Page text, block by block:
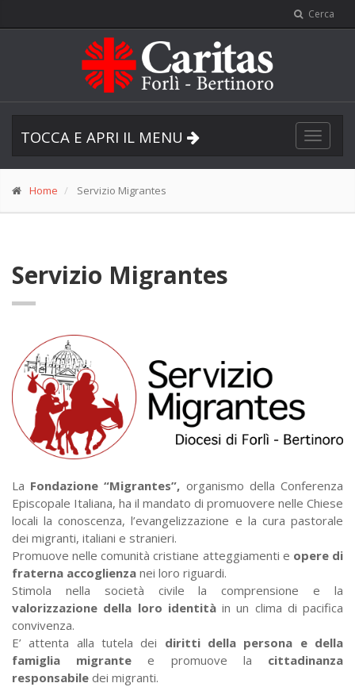
Cerca
TOCCA E APRI IL MENU
Toggle
Home Servizio Migrantes
Servizio Migrantes
La Fondazione “Migrantes”, organismo della Conferenza
Episcopale Italiana, ha il mandato di promuovere nelle Chiese
locali la conoscenza, l’evangelizzazione e la cura pastorale
dei migranti, italiani e stranieri.
Promuove nelle comunità cristiane atteggiamenti e opere di
fraterna accoglienza nei loro riguardi.
Stimola nella società civile la comprensione e la
valorizzazione della loro identitàin un clima di pacifica
convivenza.
E’ attenta alla tutela dei diritti della persona e della
famiglia migrante e promuove la cittadinanza
responsabile dei migranti.